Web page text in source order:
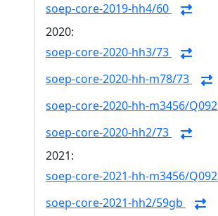
soep-core-2019-hh4/60
2020:
soep-core-2020-hh3/73
soep-core-2020-hh-m78/73
soep-core-2020-hh-m3456/Q092
soep-core-2020-hh2/73
2021:
soep-core-2021-hh-m3456/Q092
soep-core-2021-hh2/59gb